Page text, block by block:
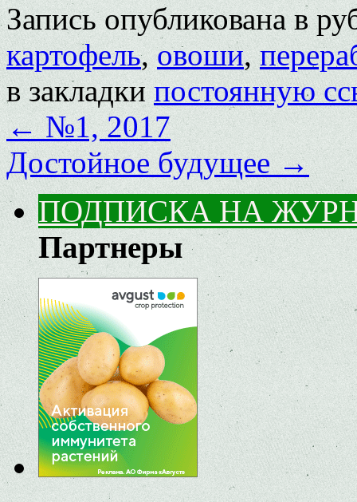
Запись опубликована в
картофель,овоши,
в закладкипостоянную
←№1, 2017
Достойное будущее→
ПОДПИСКА НА
Партнеры